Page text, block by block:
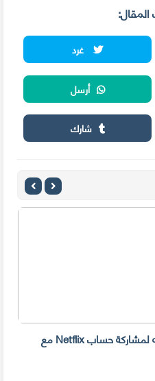
غرد
أرسل
شارك
إليك المبلغ الذي يتعين عليك دفعه لمشاركة حساب Netflix مع